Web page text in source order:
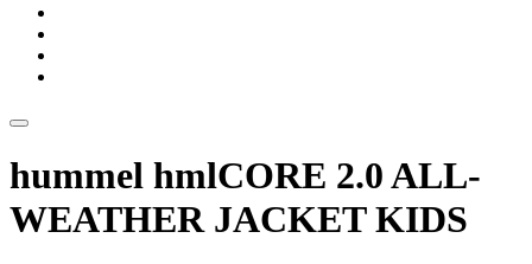
hummel hmlCORE 2.0 ALL-
WEATHER JACKET KIDS